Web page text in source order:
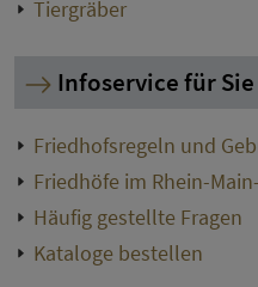
Tiergräber
Infoservice für Sie
Friedhofsregeln und
Friedhöfe im Rhein-
Häufig gestellte Fragen
Kataloge bestellen